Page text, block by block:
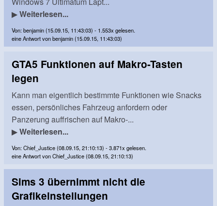
▶Weiterlesen...
Von: benjamin (15.09.15, 11:43:03) - 1.553x gelesen.
eine Antwort von benjamin (15.09.15, 11:43:03)
GTA5 Funktionen auf Makro-Tasten
legen
Kann man eigentlich bestimmte Funktionen wie Snacks
essen, persönliches Fahrzeug anfordern oder
Panzerung auffrischen auf Makro-...
▶Weiterlesen...
Von: Chief_Justice (08.09.15, 21:10:13) - 3.871x gelesen.
eine Antwort von Chief_Justice (08.09.15, 21:10:13)
Sims 3 übernimmt nicht die
Grafikeinstellungen